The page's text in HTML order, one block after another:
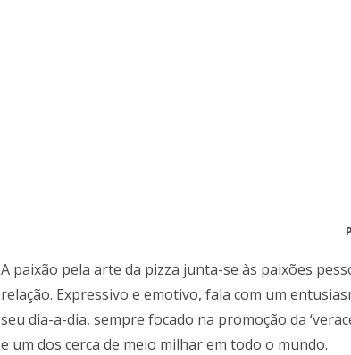
A paixão pela arte da pizza junta-se às paixões
relação. Expressivo e emotivo, fala com um
seu dia-a-dia, sempre focado na promoção da
e um dos cerca de meio milhar em todo o mundo.